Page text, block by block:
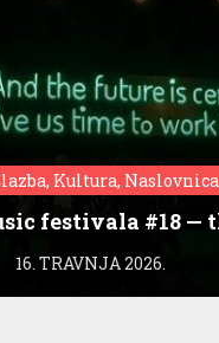
Kultura,
festivala #18 —
Zagreb?
16. TRAVNJA 2026.